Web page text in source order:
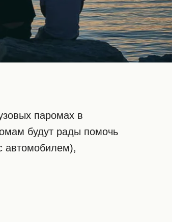
паромах в
будут рады помочь
автомобилем),